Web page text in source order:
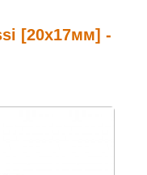
[20x17мм] -